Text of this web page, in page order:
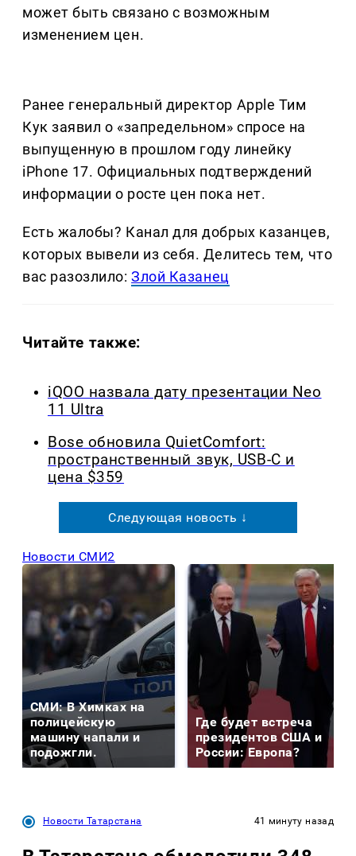
может быть связано с возможным
изменением цен.
Ранее генеральный директор Apple Тим
Кук заявил о «запредельном» спросе на
выпущенную в прошлом году линейку
iPhone 17. Официальных подтверждений
информации о росте цен пока нет.
Есть жалобы? Канал для добрых казанцев,
которых вывели из себя. Делитеcь тем, что
вас разозлило:Злой Казанец
Читайте также:
iQOO назвала дату презентации Neo
11 Ultra
Bose обновила QuietComfort:
пространственный звук, USB-C и
цена $359
Следующая новость ↓
Новости СМИ2
СМИ: В Химках на
полицейскую
машину напали и
подожгли.
Где будет встреча
президентов США и
России: Европа?
Новости Татарстана 41 минуту назад